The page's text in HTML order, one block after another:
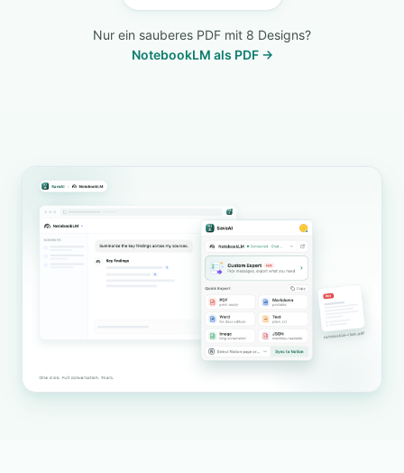
Nur ein sauberes PDF mit 8 Designs?
NotebookLM als PDF →